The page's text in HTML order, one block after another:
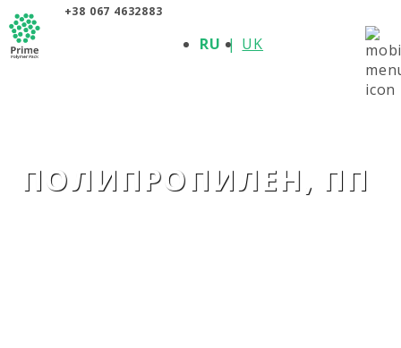
+38 067 4632883
RU UK
ПОЛИПРОПИЛЕН, ПП
О КОМПАНИИ
ПРОДУКЦИЯ